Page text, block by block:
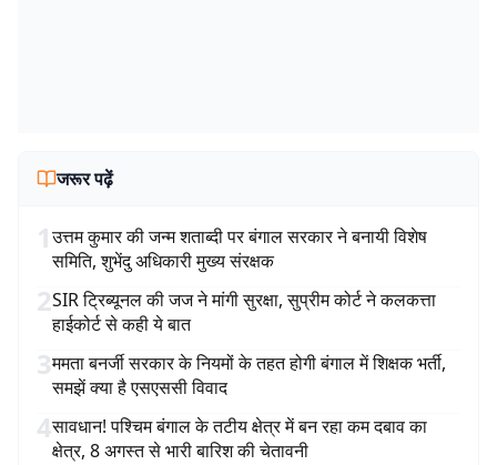
जरूर पढ़ें
1उत्तम कुमार की जन्म शताब्दी पर बंगाल सरकार ने बनायी विशेष
समिति, शुभेंदु अधिकारी मुख्य संरक्षक
2SIR ट्रिब्यूनल की जज ने मांगी सुरक्षा, सुप्रीम कोर्ट ने कलकत्ता
हाईकोर्ट से कही ये बात
3ममता बनर्जी सरकार के नियमों के तहत होगी बंगाल में शिक्षक भर्ती,
समझें क्या है एसएससी विवाद
4सावधान! पश्चिम बंगाल के तटीय क्षेत्र में बन रहा कम दबाव का
क्षेत्र, 8 अगस्त से भारी बारिश की चेतावनी